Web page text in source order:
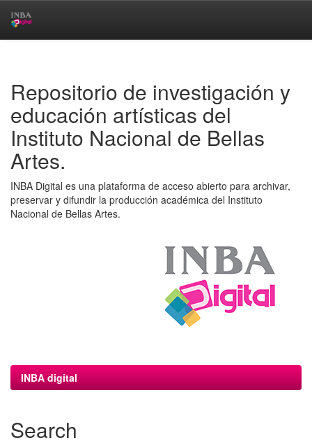
Repositorio de investigación y
educación artísticas del
Instituto Nacional de Bellas
Artes.
INBA Digital es una plataforma de acceso abierto para archivar,
preservar y difundir la producción académica del Instituto
Nacional de Bellas Artes.
INBA digital
Search